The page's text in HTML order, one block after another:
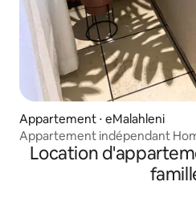
Appartement ⋅ eMalahleni
Appartement indépendant
Location